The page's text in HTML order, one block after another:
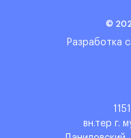
©
Разработка
вн.тер г.